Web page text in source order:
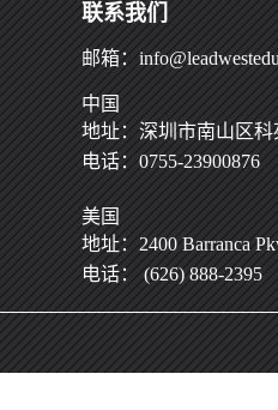
联系我们
邮箱：
中国
地址：深圳市南山区科
电话：0755-23900876
美国
地址：2400 Barranca
电话： (626) 888-2395